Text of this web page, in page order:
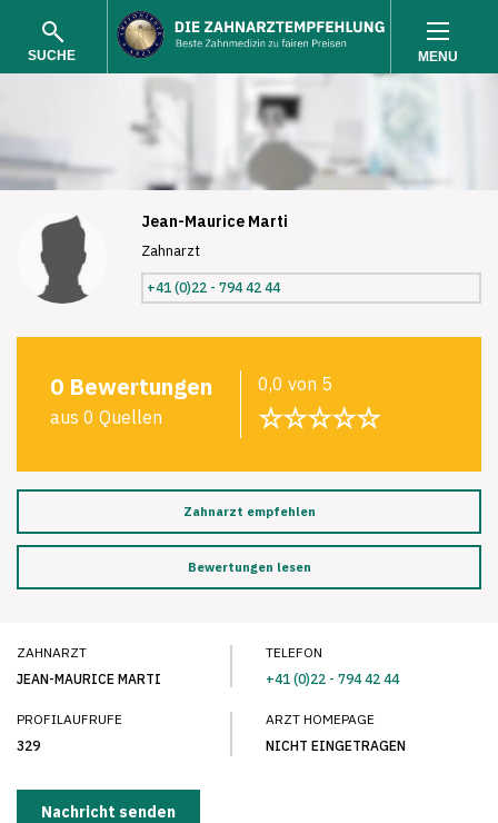
SUCHE
SUCHEN
MENU
Jean-Maurice Marti
Zahnarzt
+41 (0)22 - 794 42 44
0 Bewertungen
aus 0 Quellen
0,0 von 5
☆☆☆☆☆
Zahnarzt empfehlen
Bewertungen lesen
ZAHNARZT
JEAN-MAURICE MARTI
TELEFON
+41 (0)22 - 794 42 44
PROFILAUFRUFE
329
ARZT HOMEPAGE
NICHT EINGETRAGEN
Nachricht senden